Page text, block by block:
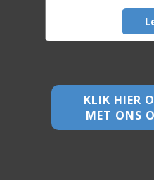
KLIK HIER
MET ONS